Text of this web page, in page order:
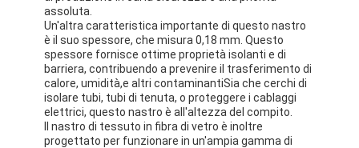
assoluta.
Un'altra caratteristica importante di questo nastro
è il suo spessore, che misura 0,18 mm. Questo
spessore fornisce ottime proprietà isolanti e di
barriera, contribuendo a prevenire il trasferimento di
calore, umidità,e altri contaminantiSia che cerchi di
isolare tubi, tubi di tenuta, o proteggere i cablaggi
elettrici, questo nastro è all'altezza del compito.
Il nastro di tessuto in fibra di vetro è inoltre
progettato per funzionare in un'ampia gamma di